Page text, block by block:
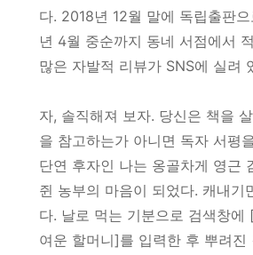
다. 2018년 12월 말에 독립출판
년 4월 중순까지 동네 서점에서
많은 자발적 리뷰가 SNS에 실려
자, 솔직해져 보자. 당신은 책을
을 참고하는가 아니면 독자 서평
단연 후자인 나는 옹골차게 영근
쥔 농부의 마음이 되었다. 캐내기
다. 날로 먹는 기분으로 검색창에
여운 할머니]를 입력한 후 뿌려진